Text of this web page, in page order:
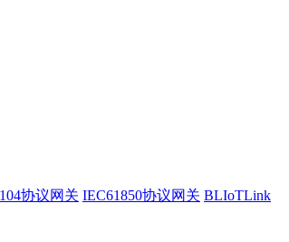
协议网关 IEC61850协议网关 BLIoTLink